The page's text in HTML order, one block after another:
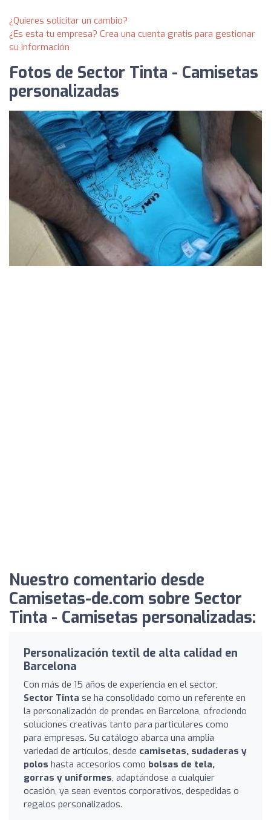
¿Quieres solicitar un cambio?
¿Es esta tu empresa? Crea una cuenta gratis para gestionar
su información
Fotos de Sector Tinta - Camisetas
personalizadas
Nuestro comentario desde
Camisetas-de.com sobre Sector
Tinta - Camisetas personalizadas:
Personalización textil de alta calidad en
Barcelona
Con más de 15 años de experiencia en el sector,
Sector Tinta se ha consolidado como un referente en
la personalización de prendas en Barcelona, ofreciendo
soluciones creativas tanto para particulares como
para empresas. Su catálogo abarca una amplia
variedad de artículos, desde camisetas, sudaderas y
polos hasta accesorios como bolsas de tela,
gorras y uniformes, adaptándose a cualquier
ocasión, ya sean eventos corporativos, despedidas o
regalos personalizados.